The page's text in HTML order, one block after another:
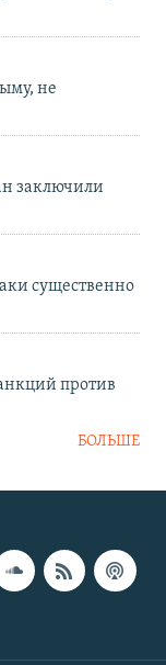
не
заключили
существенно
против
БОЛЬШЕ